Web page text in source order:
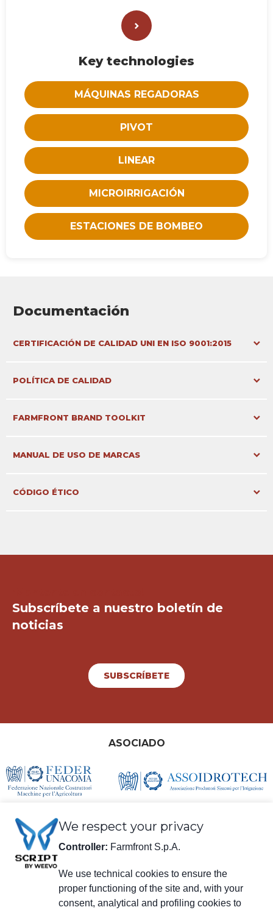
Key technologies
MÁQUINAS REGADORAS
PIVOT
LINEAR
MICROIRRIGACIÓN
ESTACIONES DE BOMBEO
Documentación
CERTIFICACIÓN DE CALIDAD UNI EN ISO 9001:2015
POLÍTICA DE CALIDAD
FARMFRONT BRAND TOOLKIT
MANUAL DE USO DE MARCAS
CÓDIGO ÉTICO
Subscríbete a nuestro boletín de
noticias
SUBSCRÍBETE
ASOCIADO
Farmfront S.p.A.
We respect your privacy
Controller: Farmfront S.p.A.
We use technical cookies to ensure the
proper functioning of the site and, with your
consent, analytical and profiling cookies to